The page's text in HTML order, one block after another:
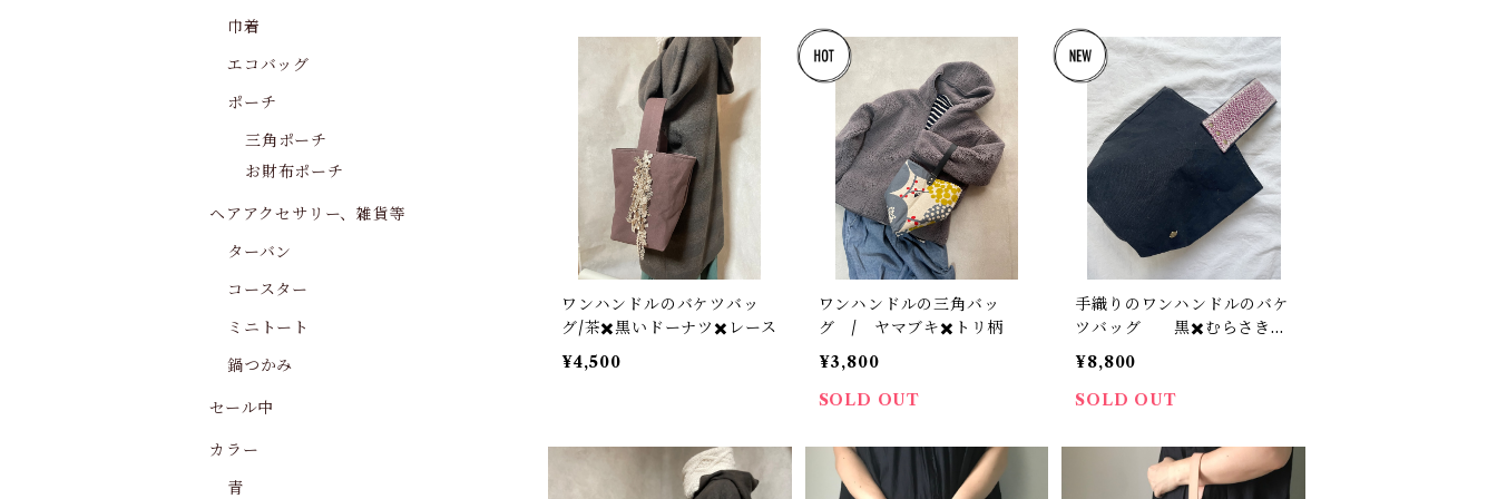
ワンハンドルのバケツバッ
グ/茶✖️黒いドーナツ✖️レース
¥4,500
ワンハンドルの三角バッ
グ / ヤマブキ✖️トリ柄
¥3,800
SOLD OUT
手織りのワンハンドルのバケ
ツバッグ 黒✖️むらさきの
ハンドル
¥8,800
SOLD OUT
巾着
エコバッグ
ポーチ
三角ポーチ
お財布ポーチ
ヘアアクセサリー、雑貨等
ターバン
コースター
ミニトート
鍋つかみ
セール中
カラー
青